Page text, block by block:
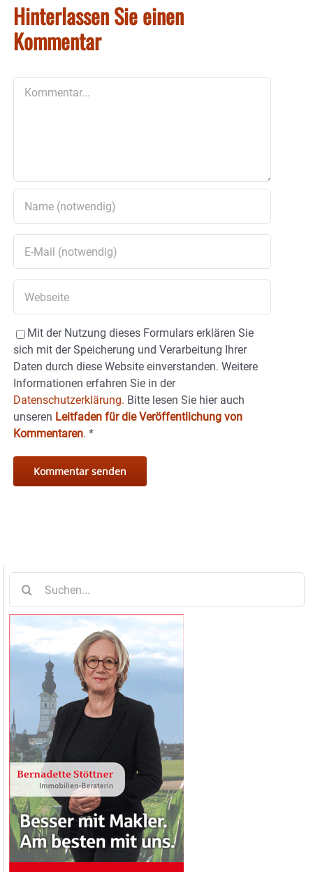
Hinterlassen Sie einen
Kommentar
Mit der Nutzung dieses Formulars erklären Sie
sich mit der Speicherung und Verarbeitung Ihrer
Daten durch diese Website einverstanden. Weitere
Informationen erfahren Sie in der
Datenschutzerklärung. Bitte lesen Sie hier auch
unseren Leitfaden für die Veröffentlichung von
Kommentaren. *
nach: